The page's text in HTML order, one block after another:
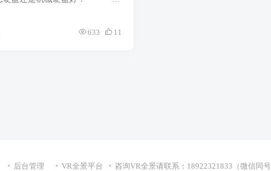
633 11
后台管理 VR全景平台 咨询VR全景请联系：18922321833（微信同